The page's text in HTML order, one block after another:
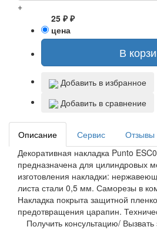
+
25 ₽ ₽
цена
В
Добавить в избранное
Добавить в сравнение
Описание Сервис
Отзывы
Декоративная накладка Punto
предназначена для цилиндровых
изготовления накладки:
листа стали 0,5 мм. Саморезы в
Накладка покрыта защитной
предотвращения царапин.
Получить консультацию/